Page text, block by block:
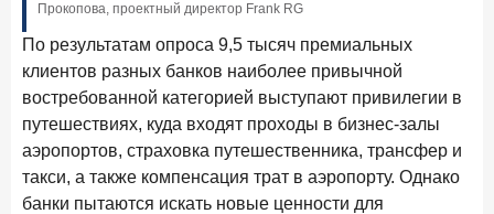
Рассылка Frank RG
Итоги недели, наша трактовка основных событий
на банковском рынке
ПОДПИСАТЬСЯ
Прокопова, проектный директор Frank RG
По результатам опроса 9,5 тысяч премиальных
клиентов разных банков наиболее привычной
востребованной категорией выступают привилегии в
путешествиях, куда входят проходы в бизнес-залы
аэропортов, страховка путешественника, трансфер и
такси, а также компенсация трат в аэропорту. Однако
банки пытаются искать новые ценности для